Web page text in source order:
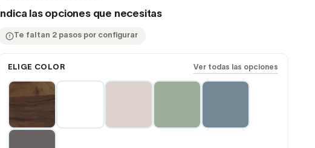
Indica las opciones que necesitas
Te faltan 2 pasos por configurar
ELIGE COLOR Ver todas las opciones